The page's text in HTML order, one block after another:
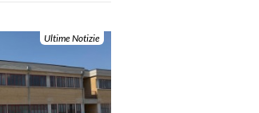
Ultime Notizie